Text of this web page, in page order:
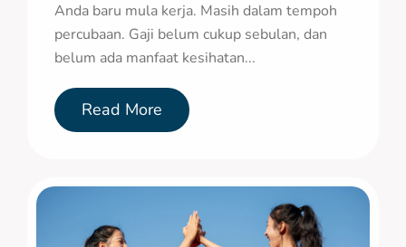
Anda baru mula kerja. Masih dalam tempoh
percubaan. Gaji belum cukup sebulan, dan
belum ada manfaat kesihatan...
Read More